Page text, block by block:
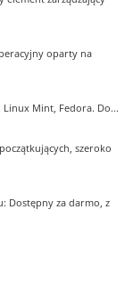
oparty na
Mint, Fedora. Do...
szeroko
Dostępny za darmo, z